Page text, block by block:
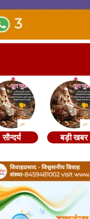
सौन्दर्य बड़ी खबर